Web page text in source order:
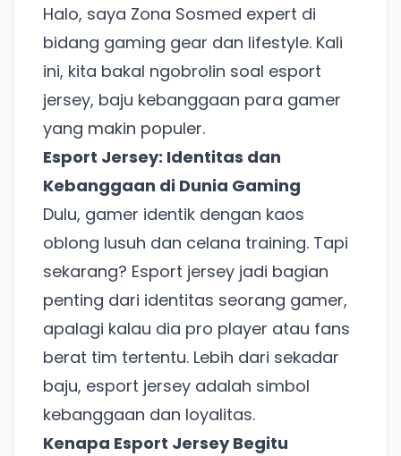
Halo, saya Zona Sosmed expert di
bidang gaming gear dan lifestyle. Kali
ini, kita bakal ngobrolin soal esport
jersey, baju kebanggaan para gamer
yang makin populer.
Esport Jersey: Identitas dan
Kebanggaan di Dunia Gaming
Dulu, gamer identik dengan kaos
oblong lusuh dan celana training. Tapi
sekarang? Esport jersey jadi bagian
penting dari identitas seorang gamer,
apalagi kalau dia pro player atau fans
berat tim tertentu. Lebih dari sekadar
baju, esport jersey adalah simbol
kebanggaan dan loyalitas.
Kenapa Esport Jersey Begitu